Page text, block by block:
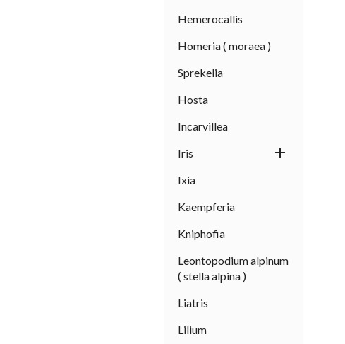
Hemerocallis
Homeria ( moraea )
Sprekelia
Hosta
Incarvillea
Iris

Ixia
Kaempferia
Kniphofia
Leontopodium alpinum
( stella alpina )
Liatris
Lilium